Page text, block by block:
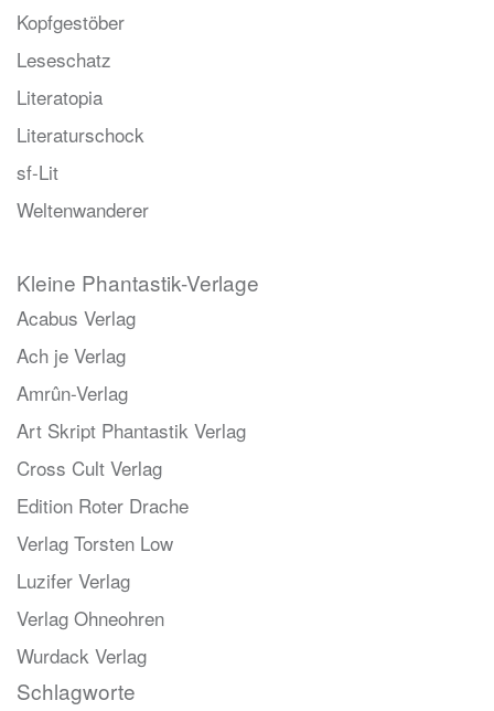
Kopfgestöber
Leseschatz
Literatopia
Literaturschock
sf-Lit
Weltenwanderer
Kleine Phantastik-Verlage
Acabus Verlag
Ach je Verlag
Amrûn-Verlag
Art Skript Phantastik Verlag
Cross Cult Verlag
Edition Roter Drache
Verlag Torsten Low
Luzifer Verlag
Verlag Ohneohren
Wurdack Verlag
Schlagworte